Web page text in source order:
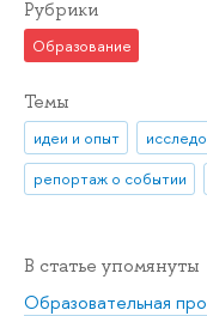
Рубрики
Образование
Темы
идеи и опыт
репортаж о событии
В статье упомянуты
Образовательная